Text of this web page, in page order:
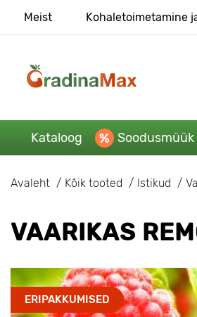
Meist Kohaletoimetamine
Kataloog Soodusmüük
Avaleht Kõik tooted Istikud
VAARIKAS
ERIPAKKUMISED